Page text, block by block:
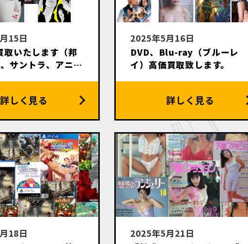
取いたします（邦
サントラ、アニソ
15日
DVD、Blu-ray（ブルーレ
イ）高価買取致します。
2025年5月16日
18日
2025年5月21日